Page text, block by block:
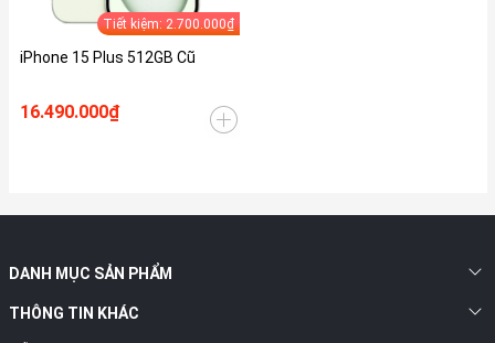
Tiết kiệm: 2.700.000₫
iPhone 15 Plus 512GB Cũ
16.490.000₫
DANH MỤC SẢN PHẨM
THÔNG TIN KHÁC